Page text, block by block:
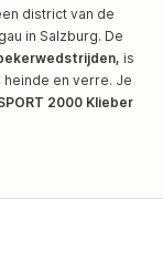
district van de
in Salzburg. De
is
en verre. Je
2000 Klieber